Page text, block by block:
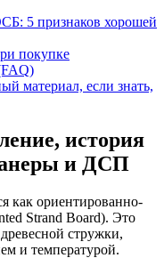
5 признаков хорошей
покупке
материал, если знать,
история
и ДСП
как ориентированно-
Strand Board). Это
стружки,
и температурой.